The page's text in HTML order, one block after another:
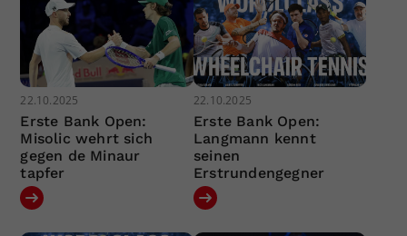
22.10.2025
Erste Bank Open:
Misolic wehrt sich
gegen de Minaur
tapfer
22.10.2025
Erste Bank Open:
Langmann kennt
seinen
Erstrundengegner